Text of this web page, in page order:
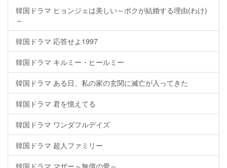
韓国ドラマ ヒョンジェは美しい～ボクが結婚する理由(わけ)
～
韓国ドラマ 応答せよ1997
韓国ドラマ キルミー・ヒールミー
韓国ドラマ ある日、私の家の玄関に滅亡が入ってきた
韓国ドラマ 君を憶えてる
韓国ドラマ ワンダフルデイズ
韓国ドラマ 超人ファミリー
韓国ドラマ マザー～無償の愛～